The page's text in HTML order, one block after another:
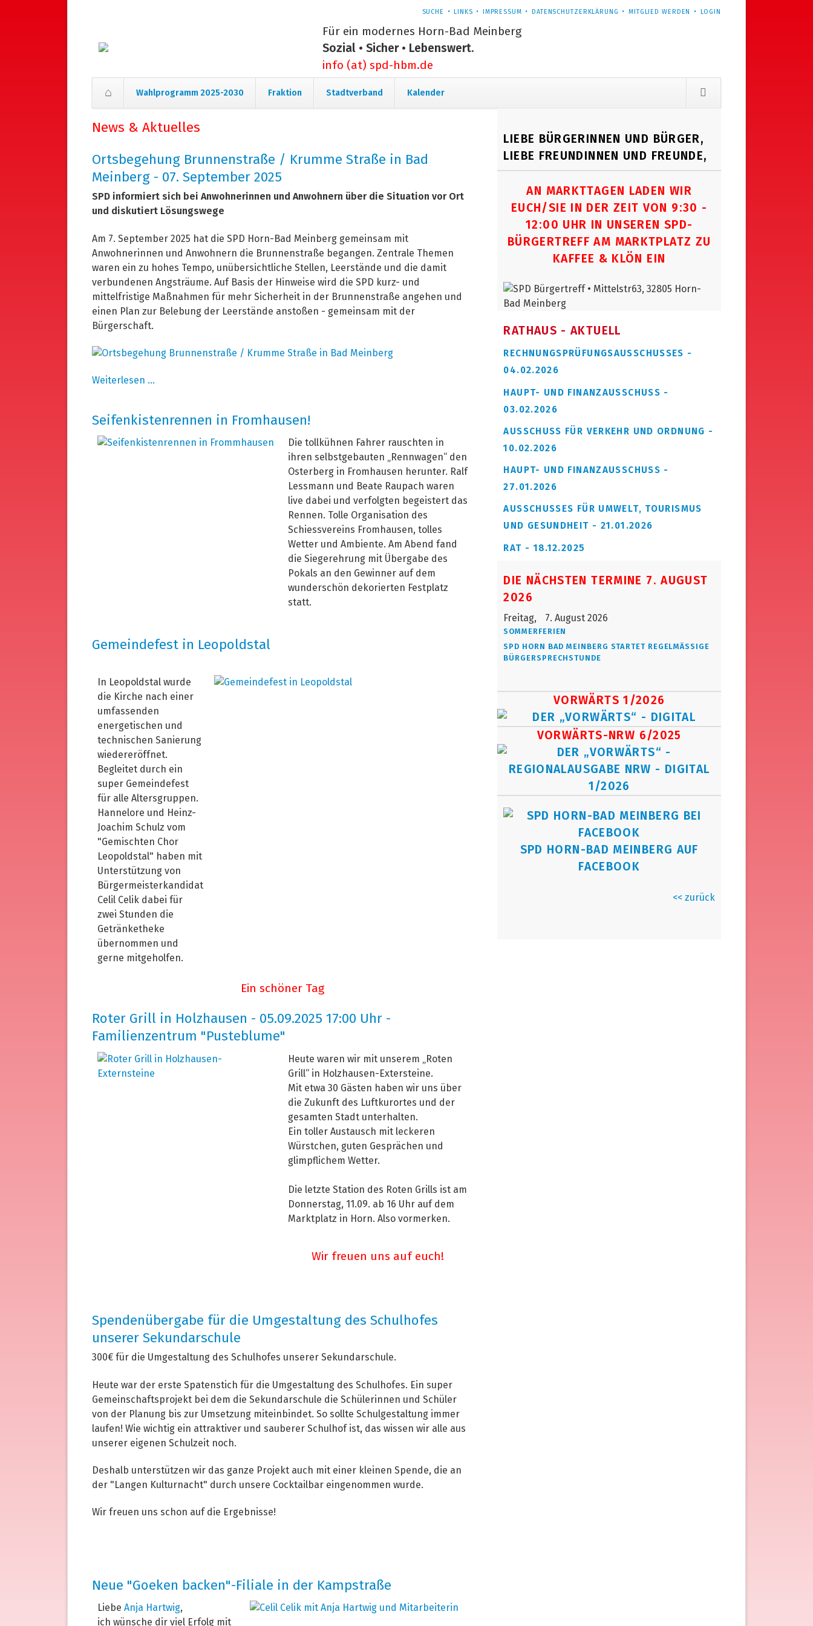
NAVIGATION
SUCHE LINKS IMPRESSUM DATENSCHUTZERKLÄRUNG MITGLIED WERDEN LOGIN
Für ein modernes Horn-Bad Meinberg
Sozial • Sicher • Lebenswert.
info (at) spd-hbm.de
Wahlprogramm 2025-2030 Fraktion Stadtverband Kalender
überspringen
News & Aktuelles
Ortsbegehung Brunnenstraße / Krumme Straße in Bad
Meinberg - 07. September 2025
SPD informiert sich bei Anwohnerinnen und Anwohnern über die Situation vor Ort
und diskutiert Lösungswege
Am 7. September 2025 hat die SPD Horn-Bad Meinberg gemeinsam mit
Anwohnerinnen und Anwohnern die Brunnenstraße begangen. Zentrale Themen
waren ein zu hohes Tempo, unübersichtliche Stellen, Leerstände und die damit
verbundenen Angsträume. Auf Basis der Hinweise wird die SPD kurz- und
mittelfristige Maßnahmen für mehr Sicherheit in der Brunnenstraße angehen und
einen Plan zur Belebung der Leerstände anstoßen - gemeinsam mit der
Bürgerschaft.
Weiterlesen …
Krumme
Straße
Seifenkistenrennen in Fromhausen!
Die tollkühnen Fahrer rauschten in
ihren selbstgebauten „Rennwagen“ den
Osterberg in Fromhausen herunter. Ralf
Lessmann und Beate Raupach waren
live dabei und verfolgten begeistert das
Rennen. Tolle Organisation des
Schiessvereins Fromhausen, tolles
Wetter und Ambiente. Am Abend fand
die Siegerehrung mit Übergabe des
Pokals an den Gewinner auf dem
wunderschön dekorierten Festplatz
statt.
Gemeindefest in Leopoldstal
In Leopoldstal wurde
die Kirche nach einer
umfassenden
energetischen und
technischen Sanierung
wiedereröffnet.
Begleitet durch ein
super Gemeindefest
für alle Altersgruppen.
Hannelore und Heinz-
Joachim Schulz vom
"Gemischten Chor
Leopoldstal" haben mit
Unterstützung von
Bürgermeisterkandidat
Celil Celik dabei für
zwei Stunden die
Getränketheke
übernommen und
gerne mitgeholfen.
Ein schöner Tag
Roter Grill in Holzhausen - 05.09.2025 17:00 Uhr -
Familienzentrum "Pusteblume"
Heute waren wir mit unserem „Roten
Grill“ in Holzhausen-Extersteine.
Mit etwa 30 Gästen haben wir uns über
die Zukunft des Luftkurortes und der
gesamten Stadt unterhalten.
Ein toller Austausch mit leckeren
Würstchen, guten Gesprächen und
glimpflichem Wetter.
Die letzte Station des Roten Grills ist am
Donnerstag, 11.09. ab 16 Uhr auf dem
Marktplatz in Horn. Also vormerken.
Wir freuen uns auf euch!
Spendenübergabe für die Umgestaltung des Schulhofes
unserer Sekundarschule
300€ für die Umgestaltung des Schulhofes unserer Sekundarschule.
Heute war der erste Spatenstich für die Umgestaltung des Schulhofes. Ein super
Gemeinschaftsprojekt bei dem die Sekundarschule die Schülerinnen und Schüler
von der Planung bis zur Umsetzung miteinbindet. So sollte Schulgestaltung immer
laufen! Wie wichtig ein attraktiver und sauberer Schulhof ist, das wissen wir alle aus
unserer eigenen Schulzeit noch.
Deshalb unterstützen wir das ganze Projekt auch mit einer kleinen Spende, die an
der "Langen Kulturnacht" durch unsere Cocktailbar eingenommen wurde.
Wir freuen uns schon auf die Ergebnisse!
Neue "Goeken backen"-Filiale in der Kampstraße
Liebe Anja Hartwig,
ich wünsche dir viel Erfolg mit
LIEBE BÜRGERINNEN UND BÜRGER,
LIEBE FREUNDINNEN UND FREUNDE,
AN MARKTTAGEN LADEN WIR
EUCH/SIE IN DER ZEIT VON 9:30 -
12:00 UHR IN UNSEREN SPD-
BÜRGERTREFF AM MARKTPLATZ ZU
KAFFEE & KLÖN EIN
RATHAUS - AKTUELL
RECHNUNGSPRÜFUNGSAUSSCHUSSES -
04.02.2026
HAUPT- UND FINANZAUSSCHUSS -
03.02.2026
AUSSCHUSS FÜR VERKEHR UND ORDNUNG -
10.02.2026
HAUPT- UND FINANZAUSSCHUSS -
27.01.2026
AUSSCHUSSES FÜR UMWELT, TOURISMUS
UND GESUNDHEIT - 21.01.2026
RAT - 18.12.2025
DIE NÄCHSTEN TERMINE 7. AUGUST
2026
Freitag, 7. August 2026
SOMMERFERIEN
SPD HORN BAD MEINBERG STARTET REGELMÄSSIGE B
ÜRGERSPRECHSTUNDE
VORWÄRTS 1/2026
VORWÄRTS-NRW 6/2025
SPD HORN-BAD MEINBERG AUF
FACEBOOK
<< zurück